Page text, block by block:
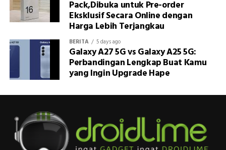
Pack,Dibuka untuk Pre-order
Eksklusif Secara Online dengan
Harga Lebih Terjangkau
BERITA 5 days ago
Galaxy A27 5G vs Galaxy A25 5G:
Perbandingan Lengkap Buat Kamu
yang Ingin Upgrade Hape